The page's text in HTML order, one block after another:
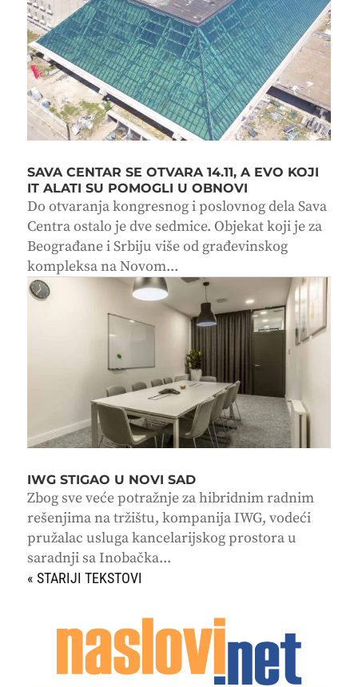
SAVA CENTAR SE OTVARA 14.11, A EVO KOJI
IT ALATI SU POMOGLI U OBNOVI
Do otvaranja kongresnog i poslovnog dela Sava
Centra ostalo je dve sedmice. Objekat koji je za
Beograđane i Srbiju više od građevinskog
kompleksa na Novom...
IWG STIGAO U NOVI SAD
Zbog sve veće potražnje za hibridnim radnim
rešenjima na tržištu, kompanija IWG, vodeći
pružalac usluga kancelarijskog prostora u
saradnji sa Inobačka...
« STARIJI UNOSI